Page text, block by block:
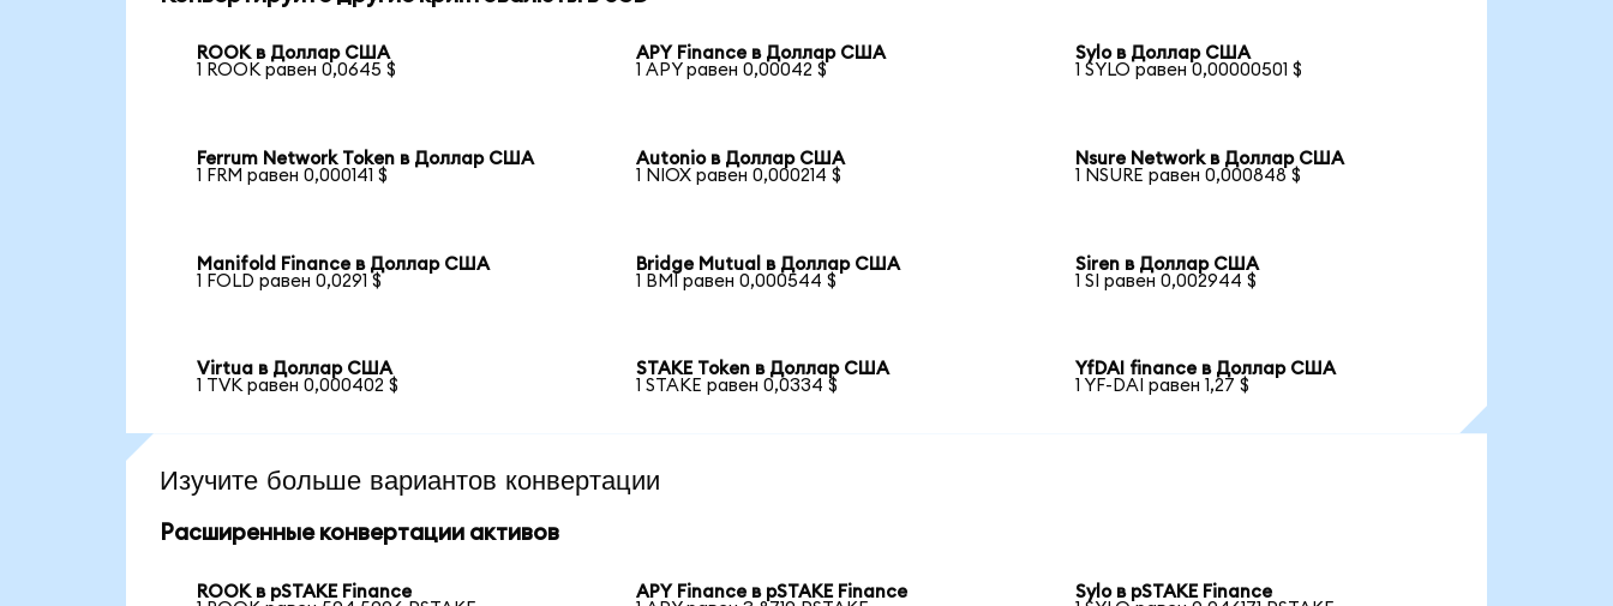
ROOK в Доллар США
1 ROOK равен 0,0645 $
APY Finance в Доллар США
1 APY равен 0,00042 $
Sylo в Доллар США
1 SYLO равен 0,00000501 $
Ferrum Network Token в Доллар США
1 FRM равен 0,000141 $
Autonio в Доллар США
1 NIOX равен 0,000214 $
Nsure Network в Доллар США
1 NSURE равен 0,000848 $
Manifold Finance в Доллар США
1 FOLD равен 0,0291 $
Bridge Mutual в Доллар США
1 BMI равен 0,000544 $
Siren в Доллар США
1 SI равен 0,002944 $
Virtua в Доллар США
1 TVK равен 0,000402 $
STAKE Token в Доллар США
1 STAKE равен 0,0334 $
YfDAI finance в Доллар США
1 YF-DAI равен 1,27 $
Изучите больше вариантов конвертации
Расширенные конвертации активов
ROOK в pSTAKE Finance
APY Finance в pSTAKE Finance
Sylo в pSTAKE Finance